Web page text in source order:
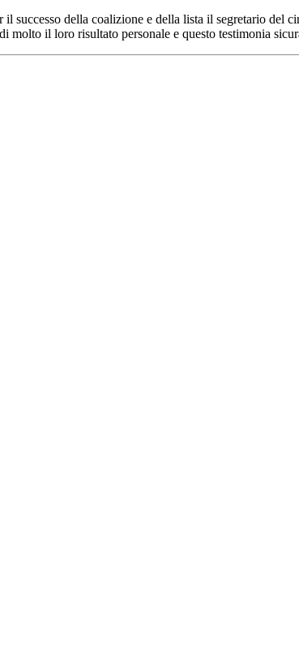
successo della coalizione e della lista il segretario
molto il loro risultato personale e questo testimonia